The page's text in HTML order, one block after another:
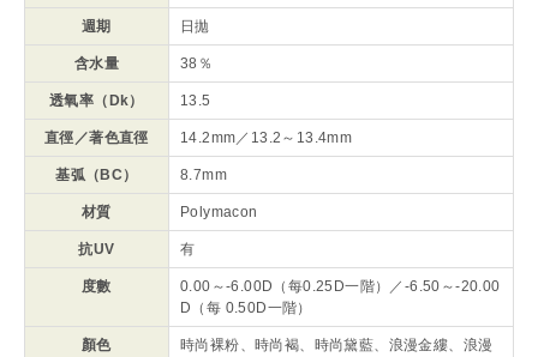
週期 日拋
含水量 38％
透氧率（Dk） 13.5
直徑／著色直徑 14.2mm／13.2～13.4mm
基弧（BC） 8.7mm
材質 Polymacon
抗UV 有
度數
0.00～-6.00D（每0.25D一階）／-6.50～-20.00
D（每 0.50D一階）
顏色
時尚裸粉、時尚褐、時尚黛藍、浪漫金縷、浪漫